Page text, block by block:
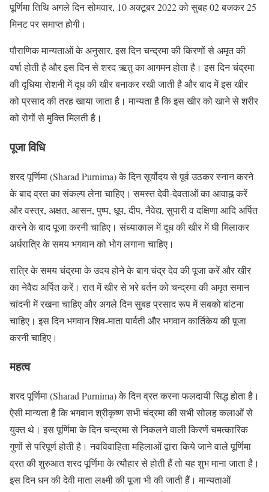
पूर्णिमा तिथि अगले दिन सोमवार, 10 अक्टूबर 2022 को सुबह 02 बजकर 25
मिनट पर समाप्त होगी।
पौराणिक मान्यताओं के अनुसार, इस दिन चन्द्रमा की किरणों से अमृत की
वर्षा होती है और इस दिन से शरद ऋतु का आगमन होता है। इस दिन चंद्रमा
की दूधिया रोशनी में दूध की खीर बनाकर रखी जाती है और बाद में इस खीर
को प्रसाद की तरह खाया जाता है। मान्यता है कि इस खीर को खाने से शरीर
को रोगों से मुक्ति मिलती है।
पूजा विधि
शरद पूर्णिमा (Sharad Purnima) के दिन सूर्योदय से पूर्व उठकर स्नान करने
के बाद व्रत का संकल्प लेना चाहिए। समस्त देवी-देवताओं का आवाह्न करें
और वस्त्र, अक्षत, आसन, पुष्प, धूप, दीप, नैवेद्य, सुपारी व दक्षिणा आदि अर्पित
करने के बाद पूजा करनी चाहिए। संध्याकाल में दूध की खीर में घी मिलाकर
अर्धरात्रि के समय भगवान को भोग लगाना चाहिए।
रात्रि के समय चंद्रमा के उदय होने के बाग चंद्र देव की पूजा करें और खीर
का नेवैद्य अर्पित करें। रात में खीर से भरे बर्तन को चन्द्रमा की अमृत समान
चांदनी में रखना चाहिए और अगले दिन सुबह प्रसाद रूप में सबको बांटना
चाहिए। इस दिन भगवान शिव-माता पार्वती और भगवान कार्तिकेय की पूजा
करनी चाहिए।
महत्व
शरद पूर्णिमा (Sharad Purnima) के दिन व्रत करना फलदायी सिद्ध होता है।
ऐसी मान्यता है कि भगवान श्रीकृष्ण सभी चंद्रमा की सभी सोलह कलाओं से
युक्त थे। इस पूर्णिमा के दिन चन्द्रमा से निकलने वाली किरणें चमत्कारिक
गुणों से परिपूर्ण होती है। नवविवाहिता महिलाओं द्वारा किये जाने वाले पूर्णिमा
व्रत की शुरुआत शरद पूर्णिमा के त्यौहार से होती हैं तो यह शुभ माना जाता है।
इस दिन धन की देवी माता लक्ष्मी की पूजा भी की जाती हैं। मान्यताओं